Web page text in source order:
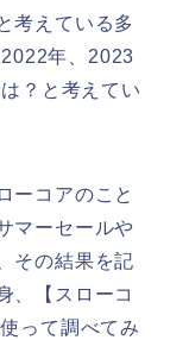
考えている多
年、2023
？と考えてい
ーコアのこと
マーセールや
その結果を記
、【スローコ
って調べてみ